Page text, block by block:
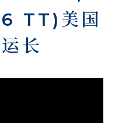
TT)美国
长